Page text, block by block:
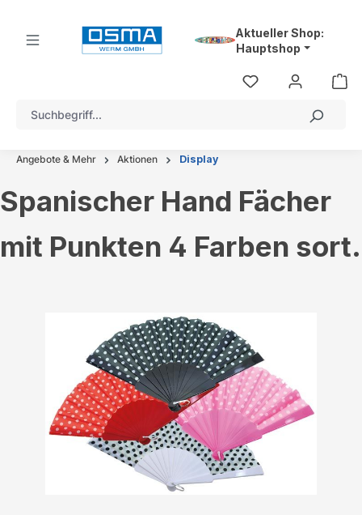
Aktueller Shop:
Hauptshop
Angebote & Mehr Aktionen Display
Spanischer Hand Fächer
mit Punkten 4 Farben sort.